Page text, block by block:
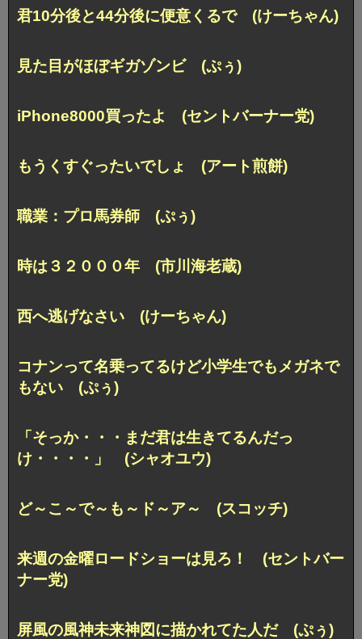
君10分後と44分後に便意くるで (けーちゃん)
見た目がほぼギガゾンビ (ぷぅ)
iPhone8000買ったよ (セントバーナー党)
もうくすぐったいでしょ (アート煎餅)
職業：プロ馬券師 (ぷぅ)
時は３２０００年 (市川海老蔵)
西へ逃げなさい (けーちゃん)
コナンって名乗ってるけど小学生でもメガネで
もない (ぷぅ)
「そっか・・・まだ君は生きてるんだっ
け・・・・」 (シャオユウ)
ど～こ～で～も～ド～ア～ (スコッチ)
来週の金曜ロードショーは見ろ！ (セントバー
ナー党)
屏風の風神未来神図に描かれてた人だ (ぷぅ)